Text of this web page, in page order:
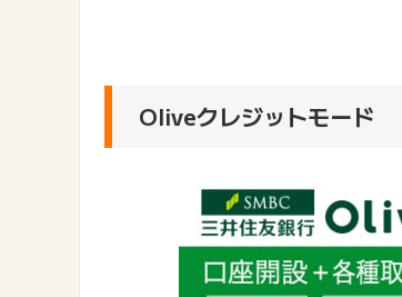
Oliveクレジットモード